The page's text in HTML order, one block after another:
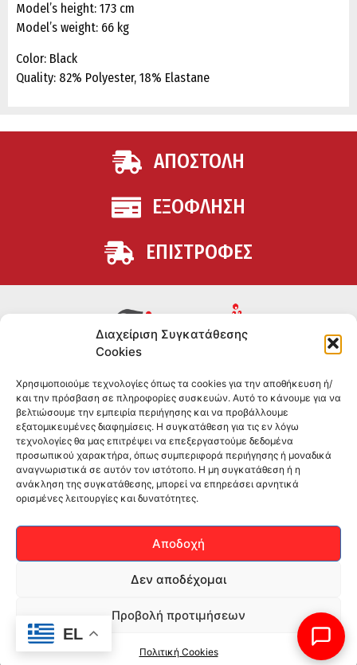
Διαχείριση Συγκατάθεσης
Cookies
Χρησιμοποιούμε τεχνολογίες όπως τα cookies για την αποθήκευση ή/
και την πρόσβαση σε πληροφορίες συσκευών. Αυτό το κάνουμε για να
βελτιώσουμε την εμπειρία περιήγησης και να προβάλλουμε
εξατομικευμένες διαφημίσεις. Η συγκατάθεση για τις εν λόγω
τεχνολογίες θα μας επιτρέψει να επεξεργαστούμε δεδομένα
προσωπικού χαρακτήρα, όπως συμπεριφορά περιήγησης ή μοναδικά
αναγνωριστικά σε αυτόν τον ιστότοπο. Η μη συγκατάθεση ή η
ανάκληση της συγκατάθεσης, μπορεί να επηρεάσει αρνητικά
ορισμένες λειτουργίες και δυνατότητες.
Αποδοχή
Δεν αποδέχομαι
Προβολή προτιμήσεων
Πολιτική Cookies
Model’s height: 173 cm
Model’s weight: 66 kg
Color: Black
Quality: 82% Polyester, 18% Elastane
ΑΠΟΣΤΟΛΗ
ΕΞΟΦΛΗΣΗ
ΕΠΙΣΤΡΟΦΕΣ
θέλουν να βελτιώσουν τη διατροφή και την υγεία τους.
Επώνυμα brands και εμπειρία ετών στο χώρο.
ΠΛΗΡΟΦΟΡΙΕΣ
-ΤΗΛ:2551 181428
–ΟΡΟΙ & ΠΡΟΣΩΠΙΚΑ ΔΕΔΟΜΕΝΑ
SOCIAL MEDIA
(c)2026Mediaspot.gr Κατασκευή ιστοσελίδων
EL